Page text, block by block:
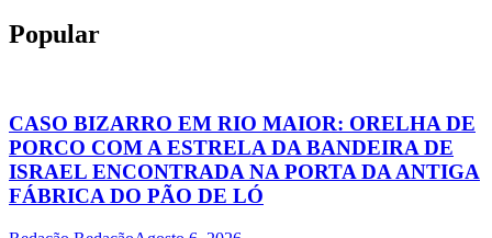
Popular
CASO BIZARRO EM RIO MAIOR: ORELHA DE
PORCO COM A ESTRELA DA BANDEIRA DE
ISRAEL ENCONTRADA NA PORTA DA ANTIGA
FÁBRICA DO PÃO DE LÓ